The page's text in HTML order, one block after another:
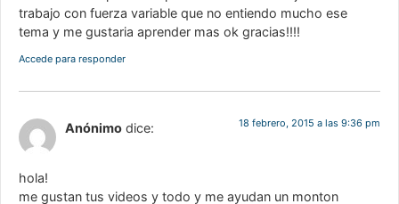
trabajo con fuerza variable que no entiendo mucho ese
tema y me gustaria aprender mas ok gracias!!!!
Accede para responder
Anónimo dice: 18 febrero, 2015 a las 9:36 pm
hola!
me gustan tus videos y todo y me ayudan un monton